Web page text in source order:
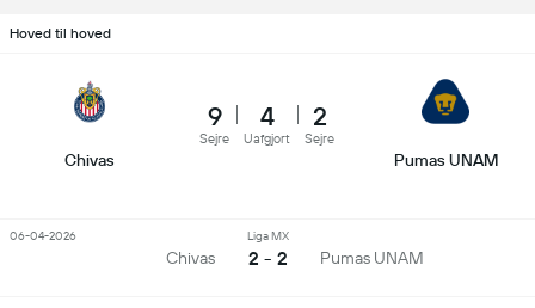
Hoved til hoved
Chivas
9
Sejre
4
Uafgjort
2
Sejre
Pumas UNAM
Chivas
Liga MX
2 - 2 Pumas UNAM
06-04-2026